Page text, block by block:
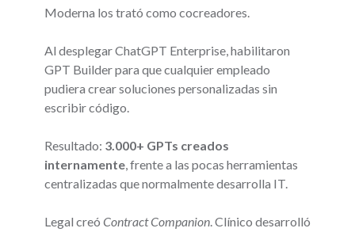
Moderna los trató como cocreadores.
Al desplegar ChatGPT Enterprise, habilitaron
GPT Builder para que cualquier empleado
pudiera crear soluciones personalizadas sin
escribir código.
Resultado: 3.000+ GPTs creados
internamente, frente a las pocas herramientas
centralizadas que normalmente desarrolla IT.
Legal creó Contract Companion. Clínico desarrolló